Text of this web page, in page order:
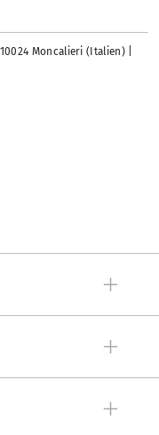
Moncalieri (Italien) |